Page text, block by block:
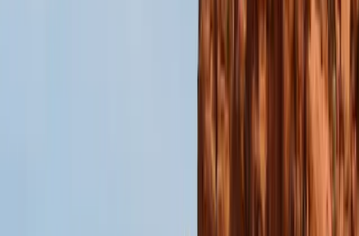
Con la confianza de
usuarios y analistas